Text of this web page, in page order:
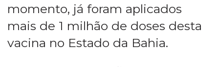
momento, já foram aplicados
mais de 1 milhão de doses desta
vacina no Estado da Bahia.